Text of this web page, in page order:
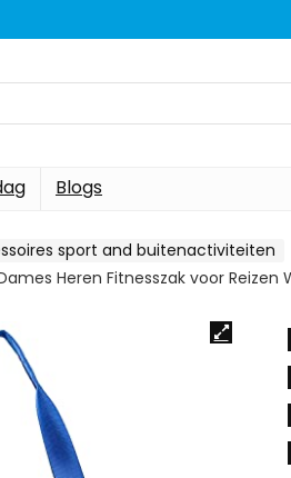
Blogs
sport and buitenactiviteiten
Heren Fitnesszak voor